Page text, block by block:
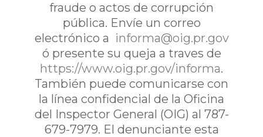
fraude o actos de corrupción
pública. Envíe un correo
electrónico a informa@oig.pr.gov
ó presente su queja a traves de
https://www.oig.pr.gov/informa.
También puede comunicarse con
la línea confidencial de la Oficina
del Inspector General (OIG) al 787-
679-7979. El denunciante esta